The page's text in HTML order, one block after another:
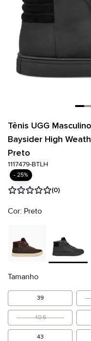
Tênis UGG Masculino
Baysider High
Preto
1117479-BTLH
- 25%
(0)
Cor: Preto
Tamanho
39
40.5
43